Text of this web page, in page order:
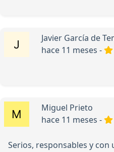
Javier García de
hace 11 meses -
Miguel Prieto
hace 11 meses -
Serios, responsables y